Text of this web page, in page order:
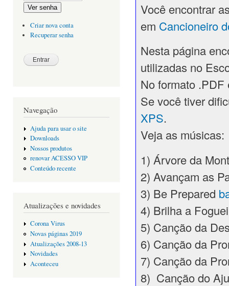
Ver senha
Criar nova conta
Recuperar senha
Navegação
Ajuda para usar o site
Downloads
Nossos produtos
renovar ACESSO VIP
Conteúdo recente
Atualizações e novidades
Corona Virus
Novas páginas 2019
Atualizações 2008-13
Novidades
Aconteceu
Você encontrar
em Cancioneiro
Nesta página
utilizadas no
No formato
Se você tiver
XPS.
Veja as músicas:
1) Árvore da
2) Avançam as
3) Be Prepared
4) Brilha a
5) Canção da
6) Canção da
7) Canção da
8) Canção do